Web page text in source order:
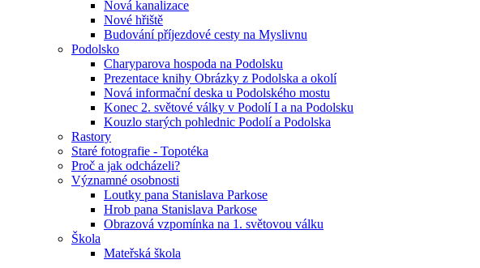
Nová kanalizace
Nové hřiště
Budování příjezdové cesty na Myslivnu
Podolsko
Charyparova hospoda na Podolsku
Prezentace knihy Obrázky z Podolska a okolí
Nová informační deska u Podolského mostu
Konec 2. světové války v Podolí I a na Podolsku
Kouzlo starých pohlednic Podolí a Podolska
Rastory
Staré fotografie - Topotéka
Proč a jak odcházeli?
Významné osobnosti
Loutky pana Stanislava Parkose
Hrob pana Stanislava Parkose
Obrazová vzpomínka na 1. světovou válku
Škola
Mateřská škola